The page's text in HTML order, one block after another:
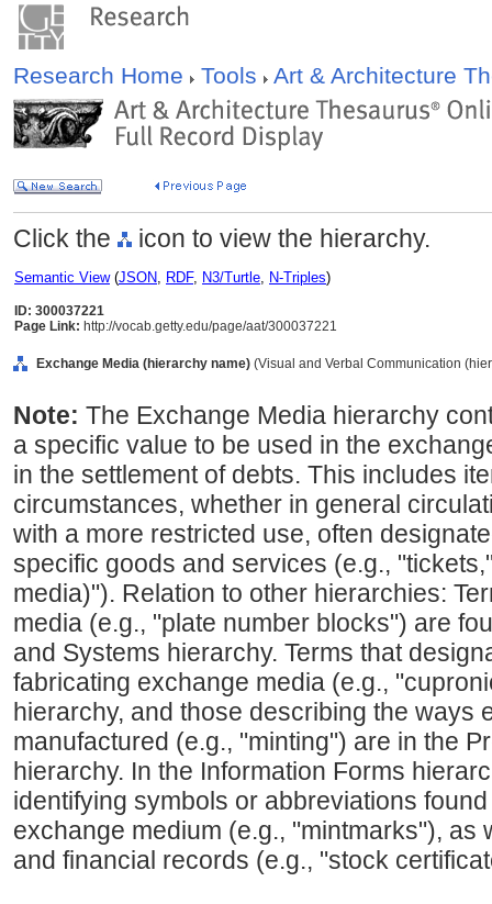
Research Home Tools Art & Architecture
Click the icon to view the hierarchy.
Semantic View(JSON, RDF, N3/Turtle, N-Triples)
ID: 300037221
Page Link: http://vocab.getty.edu/page/aat/300037221
Exchange Media (hierarchy name) (Visual and Verbal Communication
Note: The Exchange Media hierarchy
a specific value to be used in the
in the settlement of debts. This includes
circumstances, whether in general
with a more restricted use, often
specific goods and services (e.g.,
media)"). Relation to other hierarchies:
media (e.g., "plate number blocks") are
and Systems hierarchy. Terms that
fabricating exchange media (e.g.,
hierarchy, and those describing the ways
manufactured (e.g., "minting") are in the
hierarchy. In the Information Forms
identifying symbols or abbreviations
exchange medium (e.g., "mintmarks"), as
and financial records (e.g., "stock